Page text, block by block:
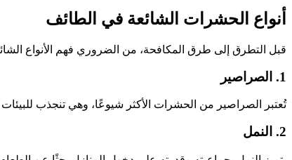
أنواع الحشرات الشائعة في الطائف
قبل التطرق إلى طرق المكافحة، من الضروري فهم الأنواع
1. الصراصير
تُعتبر الصراصير من الحشرات الأكثر شيوعًا، وهي تنجذب
2. النمل